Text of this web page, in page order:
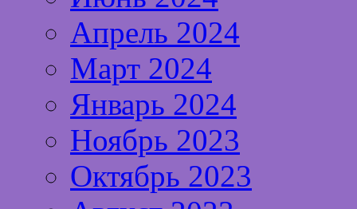
Апрель 2024
Март 2024
Январь 2024
Ноябрь 2023
Октябрь 2023